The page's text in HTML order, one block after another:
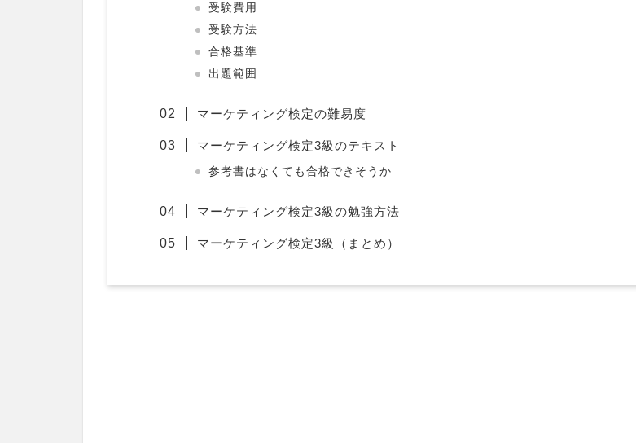
受験費用
受験方法
合格基準
出題範囲
マーケティング検定の難易度
マーケティング検定3級のテキスト
参考書はなくても合格できそうか
マーケティング検定3級の勉強方法
マーケティング検定3級（まとめ）